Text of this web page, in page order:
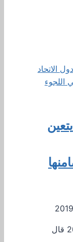
تاريخ النشر: 29 / 10 / 2019 قال